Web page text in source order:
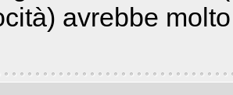
avrebbe